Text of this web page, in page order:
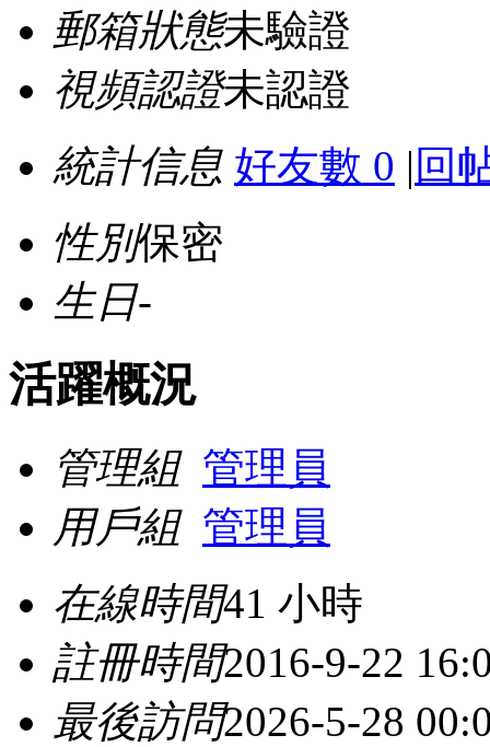
郵箱狀態未驗證
視頻認證未認證
統計信息 好友數 0 | 回
性別保密
生日-
活躍概況
管理組 管理員
用戶組 管理員
在線時間41 小時
註冊時間2016-9-22
最後訪問2026-5-28